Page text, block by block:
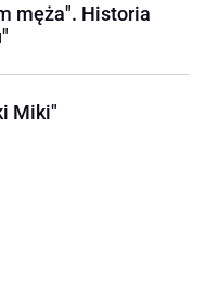
męża". Historia
Miki"